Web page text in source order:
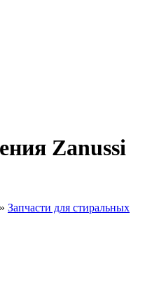
Zanussi
» Запчасти для стиральных